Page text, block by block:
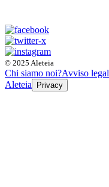
© 2025 Aleteia
Chi siamo noi?Avviso
Aleteia
Privacy